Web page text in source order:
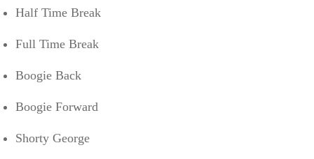
Half Time Break
Full Time Break
Boogie Back
Boogie Forward
Shorty George